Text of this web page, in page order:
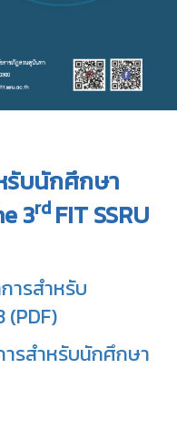
รับนักศึกษา
3rd FIT SSRU
ารสำหรับ
ารสำหรับนักศึกษา